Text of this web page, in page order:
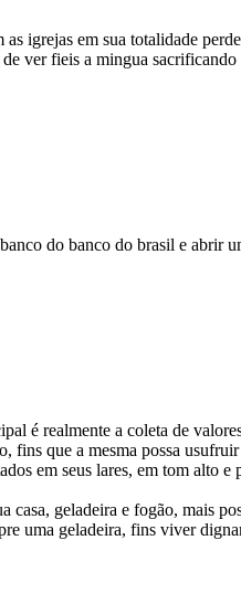
igrejas em sua totalidade
ver fieis a mingua
do banco do brasil e
é realmente a coleta de
fins que a mesma possa
em seus lares, em tom alto
casa, geladeira e fogão, mais
uma geladeira, fins viver